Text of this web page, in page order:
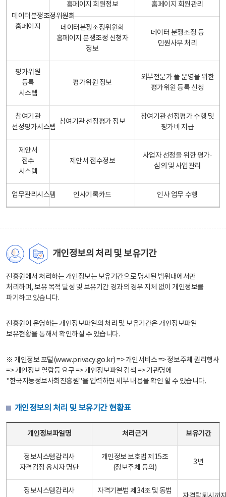
데이터분쟁조정위원회
홈페이지
홈페이지 회원정보
홈페이지 회원관리
데이터분쟁조정위원회
홈페이지 분쟁조정 신청자
정보
데이터 분쟁조정 등
민원사무 처리
평가위원
등록
시스템
평가위원 정보
외부전문가 풀 운영을 위한
평가위원 등록 신청
참여기관
선정평가시스템
참여기관 선정평가 정보
참여기관 선정평가 수행 및
평가비 지급
제안서
접수
시스템
제안서 접수정보
사업자 선정을 위한 평가·
심의 및 사업관리
업무관리시스템 인사기록카드 인사 업무 수행
개인정보의 처리 및 보유기간
진흥원에서 처리하는 개인정보는 보유기간으로 명시된 범위내에서만
처리하며, 보유 목적 달성 및 보유기간 경과의 경우 지체 없이 개인정보를
파기하고 있습니다.
진흥원이 운영하는 개인정보파일의 처리 및 보유기간은 개인정보파일
보유현황을 통해서 확인하실 수 있습니다.
※ 개인정보 포털(www.privacy.go.kr) => 개인서비스 => 정보주체 권리행사
=> 개인정보 열람등 요구 => 개인정보파일 검색 => 기관명에
"한국지능정보사회진흥원"을 입력하면 세부 내용을 확인 할 수 있습니다.
개인정보의 처리 및 보유기간 현황표
개인정보파일명 처리근거 보유기간
정보시스템감리사
자격검정 응시자 명단
개인정보 보호법 제15조
(정보주체 등의)
3년
정보시스템감리사
자격기본법 제34조 및 동법